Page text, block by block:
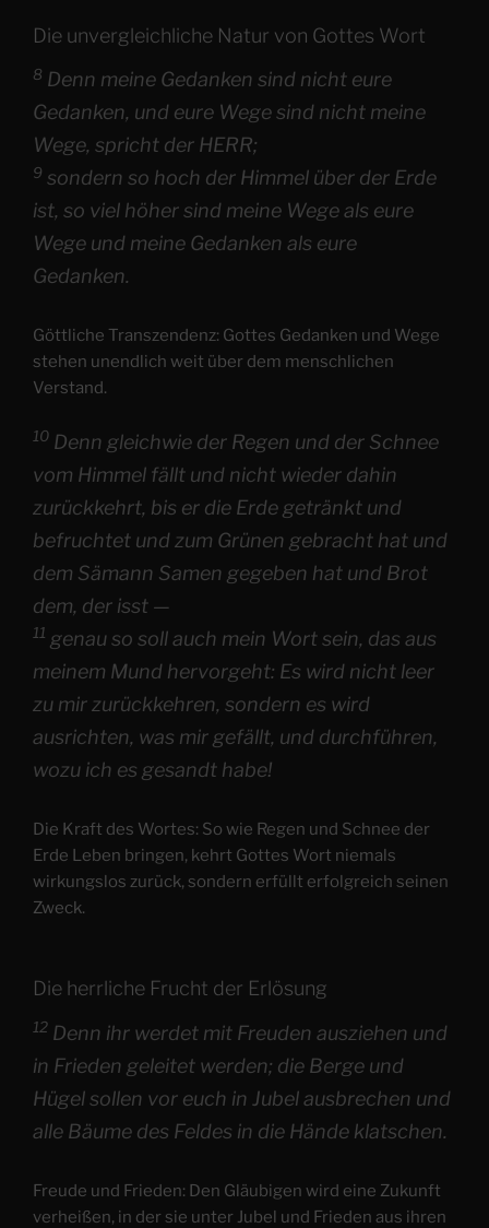
Die unvergleichliche Natur von Gottes Wort
8 Denn meine Gedanken sind nicht eure
Gedanken, und eure Wege sind nicht meine
Wege, spricht der HERR;
9 sondern so hoch der Himmel über der Erde
ist, so viel höher sind meine Wege als eure
Wege und meine Gedanken als eure
Gedanken.
Göttliche Transzendenz: Gottes Gedanken und Wege
stehen unendlich weit über dem menschlichen
Verstand.
10 Denn gleichwie der Regen und der Schnee
vom Himmel fällt und nicht wieder dahin
zurückkehrt, bis er die Erde getränkt und
befruchtet und zum Grünen gebracht hat und
dem Sämann Samen gegeben hat und Brot
dem, der isst —
11 genau so soll auch mein Wort sein, das aus
meinem Mund hervorgeht: Es wird nicht leer
zu mir zurückkehren, sondern es wird
ausrichten, was mir gefällt, und durchführen,
wozu ich es gesandt habe!
Die Kraft des Wortes: So wie Regen und Schnee der
Erde Leben bringen, kehrt Gottes Wort niemals
wirkungslos zurück, sondern erfüllt erfolgreich seinen
Zweck.
Die herrliche Frucht der Erlösung
12 Denn ihr werdet mit Freuden ausziehen und
in Frieden geleitet werden; die Berge und
Hügel sollen vor euch in Jubel ausbrechen und
alle Bäume des Feldes in die Hände klatschen.
Freude und Frieden: Den Gläubigen wird eine Zukunft
verheißen, in der sie unter Jubel und Frieden aus ihren